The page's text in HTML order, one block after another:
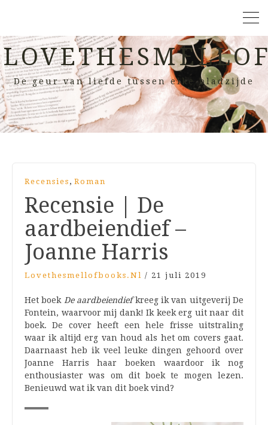
De geur van liefde tussen elke bladzijde
Recensies , Roman
Recensie | De
aardbeiendief –
Joanne Harris
Lovethesmellofbooks.nl / 21 juli 2019
Het boek De aardbeiendiefkreeg ik van uitgeverij De
Fontein, waarvoor mij dank! Ik keek erg uit naar dit
boek. De cover heeft een hele frisse uitstraling
waar ik altijd erg van houd als het om covers gaat.
Daarnaast heb ik veel leuke dingen gehoord over
Joanne Harris haar boeken waardoor ik nog
enthousiaster was om dit boek te mogen lezen.
Benieuwd wat ik van dit boek vind?